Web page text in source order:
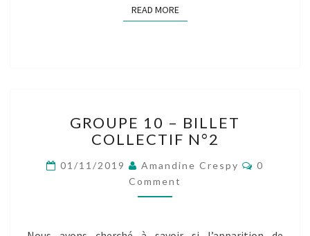
READ MOREREAD MORE
10
–
COLLECTIF
N°2
GROUPE 10 – BILLET
COLLECTIF N°2
01/11/2019 Amandine Crespy
0
Comment